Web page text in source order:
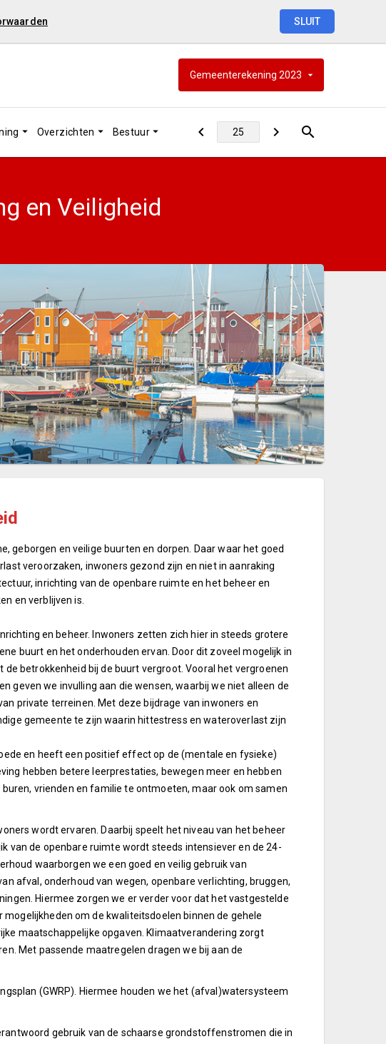
SLUIT
Gemeenterekening 2023
Overzichten Bestuur
en Veiligheid
geborgen en veilige buurten en dorpen. Daar waar het goed
veroorzaken, inwoners gezond zijn en niet in aanraking
inrichting van de openbare ruimte en het beheer en
en verblijven is.
en beheer. Inwoners zetten zich hier in steeds grotere
buurt en het onderhouden ervan. Door dit zoveel mogelijk in
betrokkenheid bij de buurt vergroot. Vooral het vergroenen
geven we invulling aan die wensen, waarbij we niet alleen de
private terreinen. Met deze bijdrage van inwoners en
gemeente te zijn waarin hittestress en wateroverlast zijn
en heeft een positief effect op de (mentale en fysieke)
hebben betere leerprestaties, bewegen meer en hebben
vrienden en familie te ontmoeten, maar ook om samen
wordt ervaren. Daarbij speelt het niveau van het beheer
van de openbare ruimte wordt steeds intensiever en de 24-
waarborgen we een goed en veilig gebruik van
afval, onderhoud van wegen, openbare verlichting, bruggen,
Hiermee zorgen we er verder voor dat het vastgestelde
om de kwaliteitsdoelen binnen de gehele
maatschappelijke opgaven. Klimaatverandering zorgt
Met passende maatregelen dragen we bij aan de
(GWRP). Hiermee houden we het (afval)watersysteem
gebruik van de schaarse grondstoffenstromen die in